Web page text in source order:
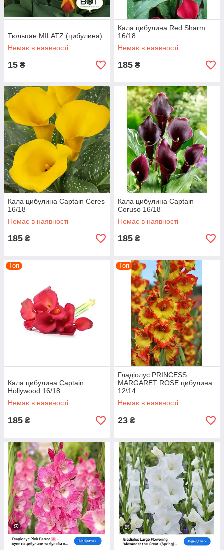
Тюльпан MILATZ (цибулина)
Немає в наявності
15 ₴
Кала цибулина Red Sharm
16/18
Немає в наявності
185 ₴
Кала цибулина Captain Ceres
16/18
Немає в наявності
185 ₴
Кала цибулина Captain
Coruso 16/18
Немає в наявності
185 ₴
Топ
Кала цибулина Captain
Hollywood 16/18
Немає в наявності
185 ₴
Топ
Гладіолус PRINCESS
MARGARET ROSE цибулина
12\14
Немає в наявності
23 ₴